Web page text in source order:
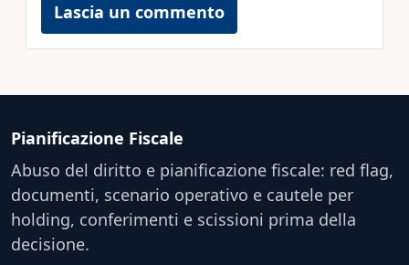
Lascia un commento
Pianificazione Fiscale
Abuso del diritto e pianificazione fiscale: red flag,
documenti, scenario operativo e cautele per
holding, conferimenti e scissioni prima della
decisione.